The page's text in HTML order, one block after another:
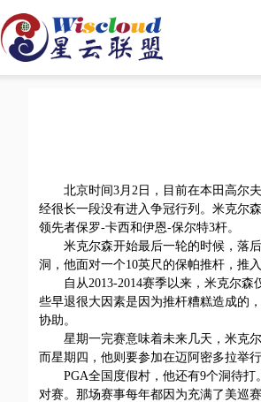
北京时间3月2日，目前在本田高尔夫
经很长一段没有进入争冠行列。米克尔
领先者保罗-卡西和伊恩-保尔特3杆。
米克尔森开始最后一轮的时候，落后
洞，他面对一个10英尺的保帕推杆，推
自从2013-2014赛季以来，米克尔森
些早退很大因素是因为推杆糟糕造成的
协助。
星期一完赛意味着未来几天，米克尔
而星期四，他则要参加在迈阿密多拉举
PGA全国度假村，他还有9个洞待打
对赛。那场赛事每年都因为充满了美巡